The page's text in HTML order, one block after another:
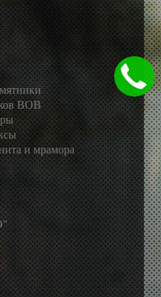
ВОВ
и мрамора